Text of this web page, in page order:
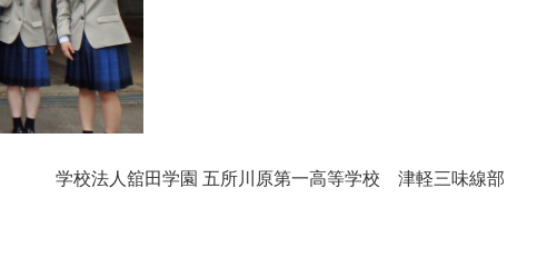
学校法人舘田学園 五所川原第一高等学校 津軽三味線部